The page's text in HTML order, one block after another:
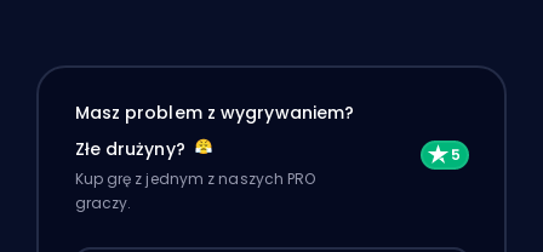
Masz problem z wygrywaniem?
Złe drużyny?
Kup grę z jednym z naszych PRO
graczy.